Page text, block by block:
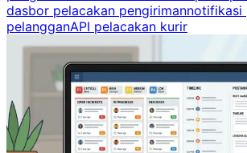
dasbor pelacakan pengirimannotifikasi
pelangganAPI pelacakan kurir